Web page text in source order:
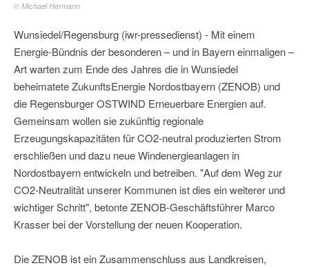
© Michael Hermann
Wunsiedel/Regensburg (iwr-pressedienst) - Mit einem
Energie-Bündnis der besonderen – und in Bayern einmaligen –
Art warten zum Ende des Jahres die in Wunsiedel
beheimatete ZukunftsEnergie Nordostbayern (ZENOB) und
die Regensburger OSTWIND Erneuerbare Energien auf.
Gemeinsam wollen sie zukünftig regionale
Erzeugungskapazitäten für CO2-neutral produzierten Strom
erschließen und dazu neue Windenergieanlagen in
Nordostbayern entwickeln und betreiben. "Auf dem Weg zur
CO2-Neutralität unserer Kommunen ist dies ein weiterer und
wichtiger Schritt", betonte ZENOB-Geschäftsführer Marco
Krasser bei der Vorstellung der neuen Kooperation.
Die ZENOB ist ein Zusammenschluss aus Landkreisen,